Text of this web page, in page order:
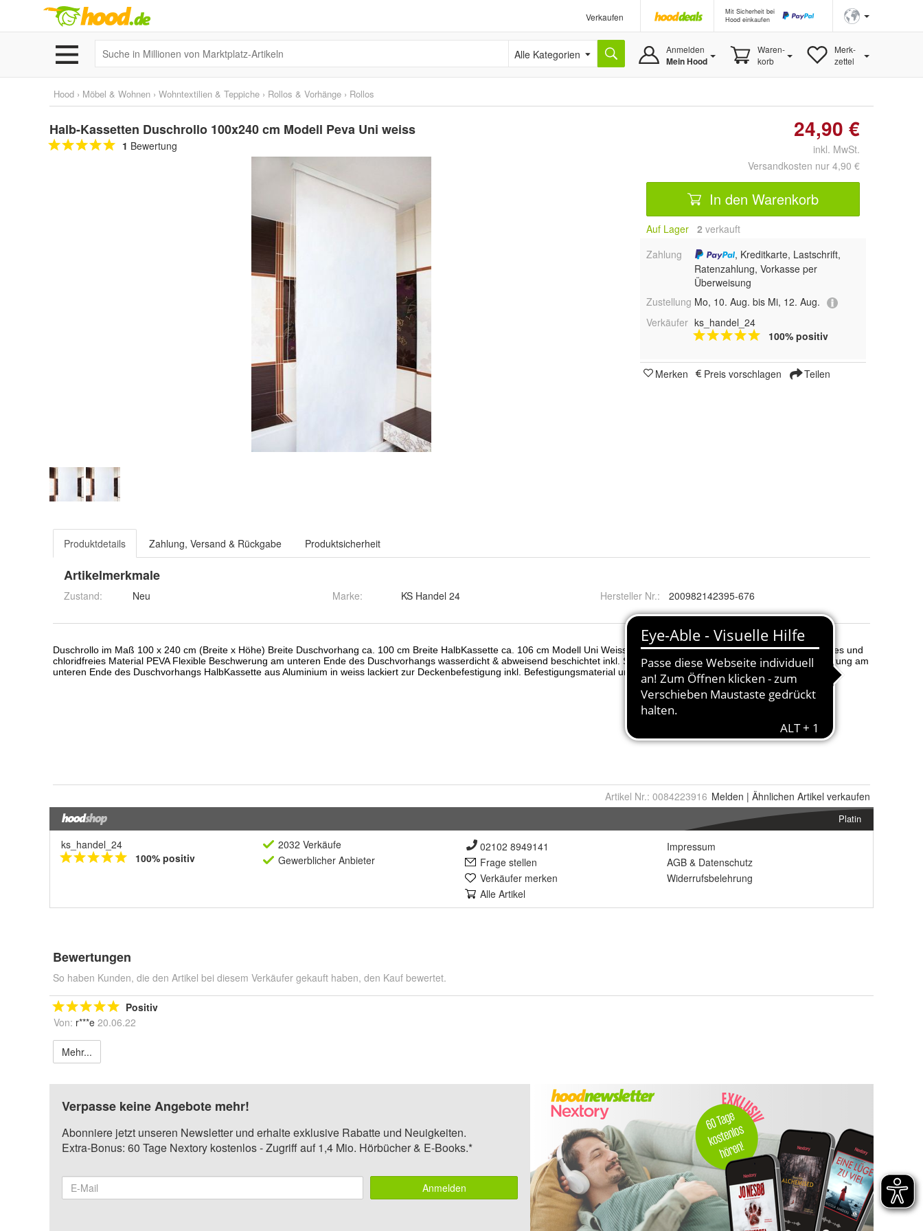
Verkaufen
Mit Sicherheit bei
Hood einkaufen
Alle Kategorien Anmelden
Mein Hood
Waren-
korb
Merk-
zettel
Hood › Möbel & Wohnen › Wohntextilien & Teppiche › Rollos & Vorhänge › Rollos
Halb-Kassetten Duschrollo 100x240 cm Modell Peva Uni weiss
1 Bewertung
24,90 €
inkl. MwSt.
Versandkosten nur 4,90 €
In den Warenkorb
Auf Lager 2 verkauft
Zahlung
, Kreditkarte, Lastschrift,
Ratenzahlung, Vorkasse per
Überweisung
Zustellung Mo, 10. Aug. bis Mi, 12. Aug.
Verkäufer ks_handel_24
100% positiv
Merken Preis vorschlagen Teilen
Produktdetails Zahlung, Versand & Rückgabe Produktsicherheit
Artikelmerkmale
Zustand: Neu Marke: KS Handel 24 Hersteller Nr.: 200982142395-676
Artikel Nr.: 0084223916 Melden | Ähnlichen Artikel verkaufen
Platin
ks_handel_24
100% positiv
2032 Verkäufe
Gewerblicher Anbieter
02102 8949141
Frage stellen
Verkäufer merken
Alle Artikel
Impressum
AGB & Datenschutz
Widerrufsbelehrung
Bewertungen
So haben Kunden, die den Artikel bei diesem Verkäufer gekauft haben, den Kauf bewertet.
Positiv
Von: r***e 20.06.22
Mehr...
Verpasse keine Angebote mehr!
Abonniere jetzt unseren Newsletter und erhalte exklusive Rabatte und Neuigkeiten.
Extra-Bonus: 60 Tage Nextory kostenlos - Zugriff auf 1,4 Mio. Hörbücher & E-Books.*
Anmelden